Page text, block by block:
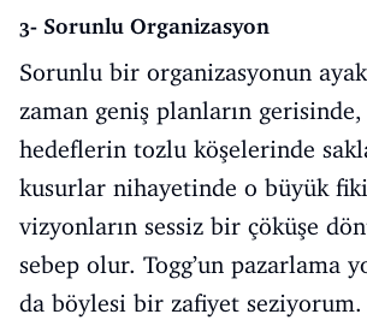
3- Sorunlu Organizasyon
Sorunlu bir organizasyonun
zaman geniş planların
hedeflerin tozlu köşelerinde
kusurlar nihayetinde o büyük
vizyonların sessiz bir çöküşe
sebep olur. Togg’un pazarlama
da böylesi bir zafiyet